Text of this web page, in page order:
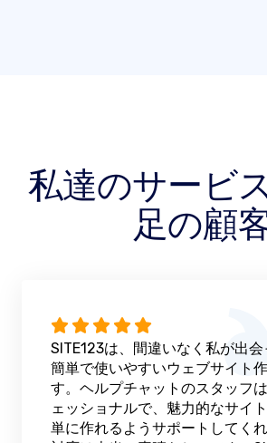
私達のサービ
足の顧
SITE123は、間違いなく私が出
簡単で使いやすいウェブサイト
す。ヘルプチャットのスタッフ
ェッショナルで、魅力的なサイ
単に作れるようサポートしてく